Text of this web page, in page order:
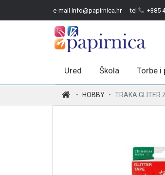
e-mail info@papirnica.hr tel +385
Ured Škola Torbe i
HOBBY TRAKA GLITER